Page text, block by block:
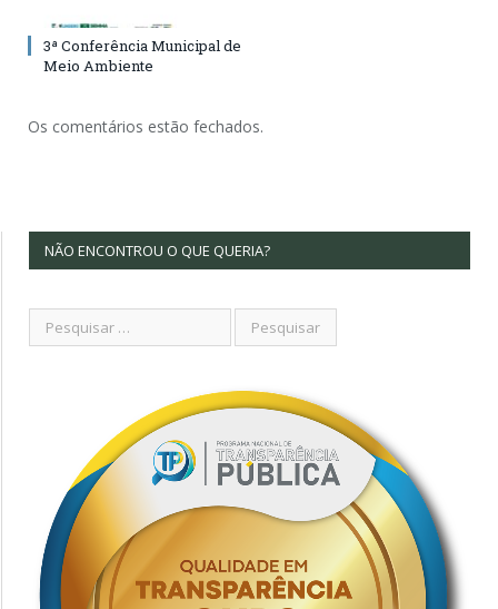
3ª Conferência Municipal de
Meio Ambiente
Os comentários estão fechados.
NÃO ENCONTROU O QUE QUERIA?